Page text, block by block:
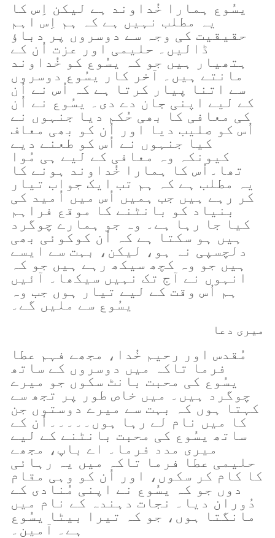
یسُوع ہمارا خُداوند ہے لیکن اِس کا
یہ مطلب نہیں ہے کہ ہم اِس اہم
حقیقیت کی وجہ سے دوسروں پر دباؤ
ڈالیں۔ حلیمی اور عزت اُن کے
ہتھیار ہیں جو کہ یسُوع کو خُداوند
مانتے ہیں۔ آخر کار یسُوع دوسروں
سے اتنا پیار کرتا ہے کہ اُس نے اُن
کے لیے اپنی جان دے دی۔ یسُوع نے اُن
کی معافی کا بھی حُکم دیا جنہوں نے
اُس کو صلیب دیا اور اُن کو بھی معاف
کیا جنہوں نے اُس کو طعنے دیے
کیونکہ وہ معافی کے لیے ہی مُوا
تھا۔اُس کا ہمارا خُداوند ہونے کا
یہ مطلب ہے کہ ہم تب ایک جواب تیار
کر رہے ہیں جب ہمیں اُس میں اُمید کی
بنیاد کو بانٹنے کا موقع فراہم
کیا جا رہا ہے۔ وہ جو ہمارے چوگرد
ہیں ہو سکتا ہے کہ اُن کوکوئی بھی
دلچسپی نہ ہو، لیکن، بہت سے ایسے
ہیں جو وہ کچھ سیکھ رہے ہیں جو کہ
انہوں نے آج تک نہیں سیکھا۔ آئیں
ہم اُس وقت کے لیے تیار ہوں جب وہ
یسُوع سے ملیں گے۔
میری دعا
مُقدس اور رحیم خُدا، مجھے فہم عطا
فرما تاکہ میں دوسروں کے ساتھ
یسُوع کی محبت بانٹ سکوں جو میرے
چوگرد ہیں۔ میں خاص طور پر تجھ سے
کہتا ہوں کہ بہت سے میرے دوستوں جن
کا میں نام لے رہا ہوں۔۔۔۔۔اُن کے
ساتھ یسُوع کی محبت بانٹنے کے لیے
میری مدد فرما۔ اے باپ، مجھے
حلیمی عطا فرما تاکہ میں یہ رہائی
کا کام کر سکوں، اور اُن کو وہی مقام
دوں جو کہ یسُوع نے اپنی مُنادی کے
دُوران دیا۔ نجات دہندہ کے نام میں
مانگتا ہوں، جو کہ تیرا بیٹا یسُوع
ہے۔ آمین۔